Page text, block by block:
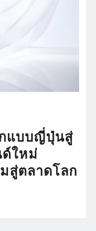
แบบญี่ปุ่นสู่
ใหม่
สู่ตลาดโลก